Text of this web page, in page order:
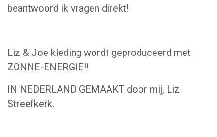
beantwoord ik vragen direkt!
Liz & Joe kleding wordt geproduceerd met
ZONNE-ENERGIE!!
IN NEDERLAND GEMAAKT door mij, Liz
Streefkerk.